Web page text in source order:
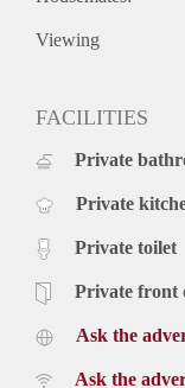
- Eindschoonmaak
- Huurperiode
- Beschikbaar per
€ 1.025,- exclusief
bijkomende kosten.
Viewing
FACILITIES
Private
Private
Private toilet
Private front
Ask the
Ask the